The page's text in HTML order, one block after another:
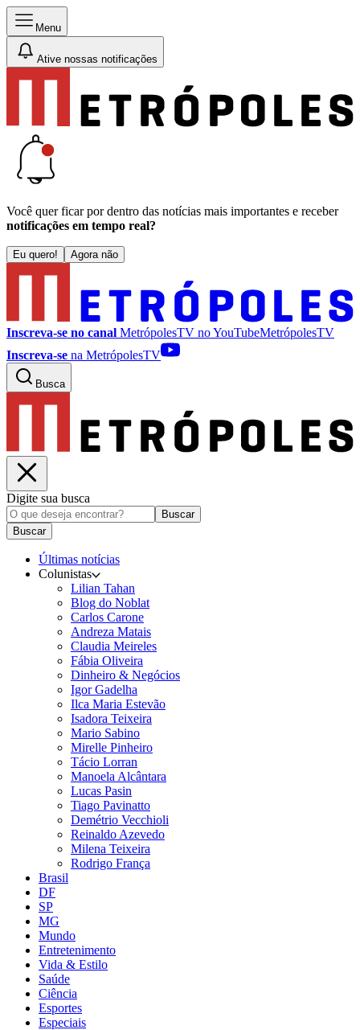
Menu
Ative nossas notificações
Você quer ficar por dentro das notícias mais importantes e receber
notificações em tempo real?
Eu quero! Agora não
Inscreva-se no canal MetrópolesTV noYouTubeMetrópolesTV
Inscreva-se na MetrópolesTV
Busca
Digite sua busca
Buscar
Buscar
Últimas notícias
Colunistas
Lilian Tahan
Blog do Noblat
Carlos Carone
Andreza Matais
Claudia Meireles
Fábia Oliveira
Dinheiro & Negócios
Igor Gadelha
Ilca Maria Estevão
Isadora Teixeira
Mario Sabino
Mirelle Pinheiro
Tácio Lorran
Manoela Alcântara
Lucas Pasin
Tiago Pavinatto
Demétrio Vecchioli
Reinaldo Azevedo
Milena Teixeira
Rodrigo França
Brasil
DF
SP
MG
Mundo
Entretenimento
Vida & Estilo
Saúde
Ciência
Esportes
Especiais